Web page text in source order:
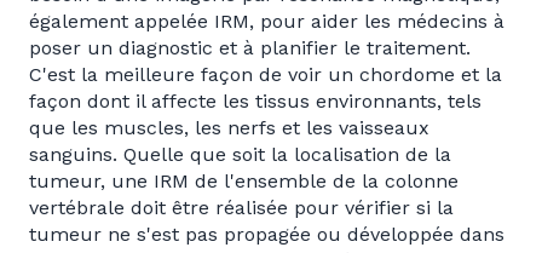
également appelée IRM, pour aider les médecins à
poser un diagnostic et à planifier le traitement.
C'est la meilleure façon de voir un chordome et la
façon dont il affecte les tissus environnants, tels
que les muscles, les nerfs et les vaisseaux
sanguins. Quelle que soit la localisation de la
tumeur, une IRM de l'ensemble de la colonne
vertébrale doit être réalisée pour vérifier si la
tumeur ne s'est pas propagée ou développée dans